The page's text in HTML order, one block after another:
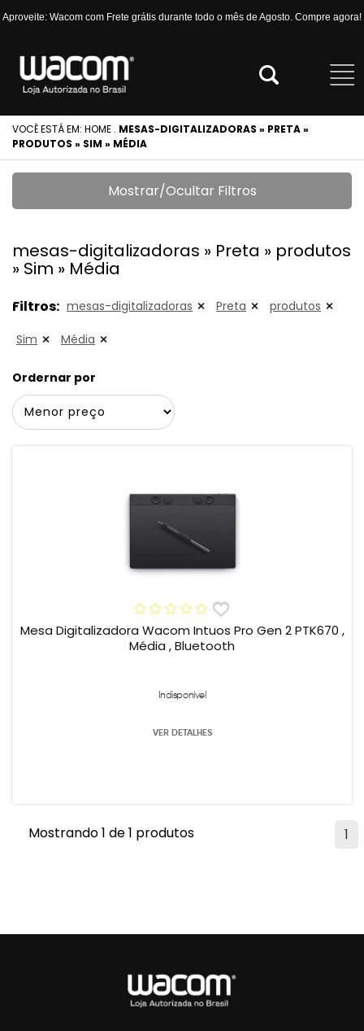
Aproveite: Wacom com Frete grátis durante todo o mês de Agosto. Compre agora!
VOCÊ ESTÁ EM: HOME . MESAS-DIGITALIZADORAS » PRETA »
PRODUTOS » SIM » MÉDIA
Mostrar/Ocultar Filtros
mesas-digitalizadoras » Preta » produtos
» Sim » Média
Filtros: mesas-digitalizadoras Preta produtos
Sim Média
Ordernar por
Mesa Digitalizadora Wacom Intuos Pro Gen 2 PTK670 ,
Média , Bluetooth
Indisponível
VER DETALHES
1
Mostrando 1 de 1 produtos